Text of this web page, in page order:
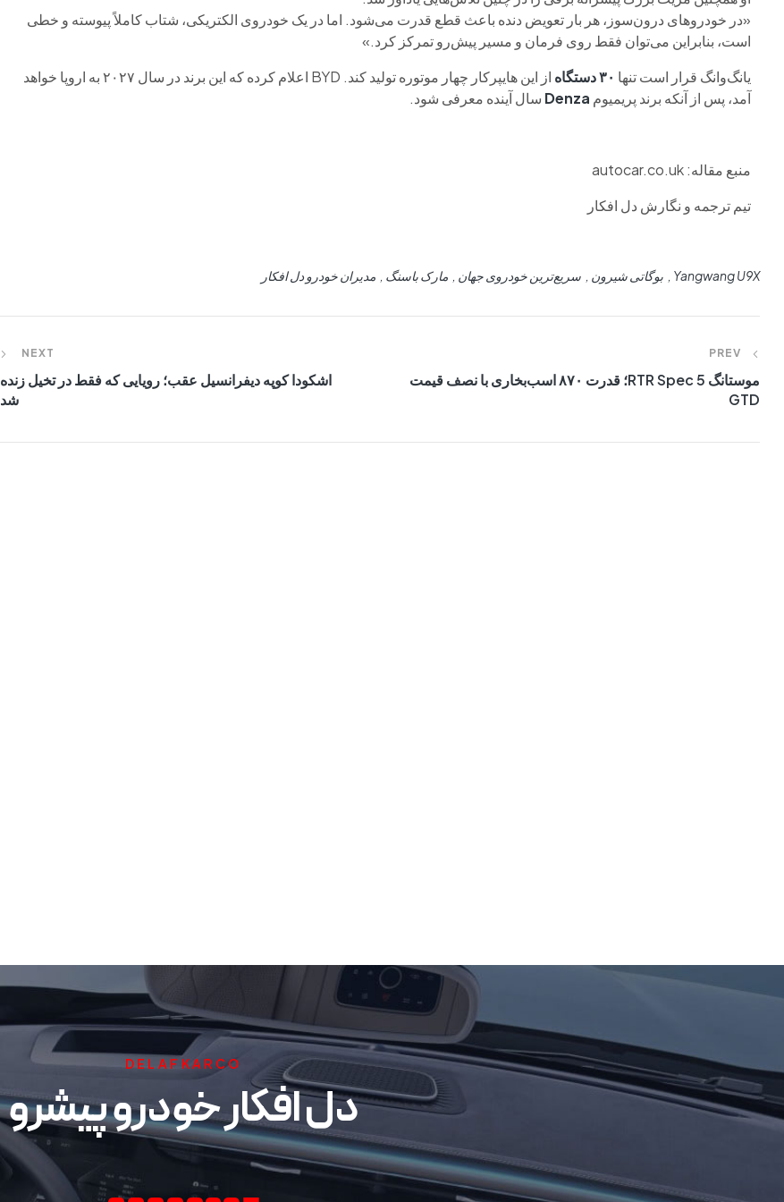
«در خودروهای درون‌سوز، هر بار تعویض دنده باعث قطع قدرت می‌شود. اما در یک خودروی الکتریکی، شتاب کاملاً پیوسته و خطی
است، بنابراین می‌توان فقط روی فرمان و مسیر پیش‌رو تمرکز کرد.»
یانگ‌وانگ قرار است تنها ۳۰ دستگاه
از این هایپرکار چهار موتوره تولید کند. BYD اعلام کرده که این برند در سال ۲۰۲۷ به اروپا خواهد
آمد، پس از آنکه برند پریمیوم Denza سال آینده معرفی شود.
منبع مقاله: autocar.co.uk
تیم ترجمه و نگارش دل افکار
Yangwang U9X بوگاتی شیرون سریع‌ترین خودروی جهان مارک باسنگ مدیران خودرو دل افکار
PREV
موستانگ RTR Spec 5؛ قدرت ۸۷۰ اسب‌بخاری با نصف قیمت
GTD
NEXT
اشکودا کوپه دیفرانسیل عقب؛ رویایی که فقط در تخیل زنده
شد
DELAFKARCO
دل افکار خودرو پیشرو